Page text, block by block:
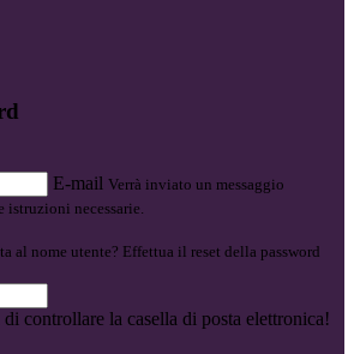
E-mail Verrà inviato un messaggio
necessarie.
al nome utente? Effettua il reset della password
controllare la casella di posta elettronica!